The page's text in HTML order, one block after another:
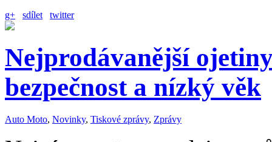
g+ sdílet twitter
Nejprodávanější
bezpečnost a nízký věk
Auto Moto, Novinky, Tiskové zprávy, Zprávy